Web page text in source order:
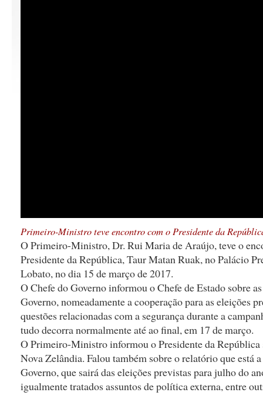
Primeiro-Ministro teve encontro com o Presidente da
O Primeiro-Ministro, Dr. Rui Maria de Araújo, teve o
Presidente da República, Taur Matan Ruak, no Palácio
Lobato, no dia 15 de março de 2017.
O Chefe do Governo informou o Chefe de Estado sobre
Governo, nomeadamente a cooperação para as eleições
questões relacionadas com a segurança durante a
tudo decorra normalmente até ao final, em 17 de março.
O Primeiro-Ministro informou o Presidente da República
Nova Zelândia. Falou também sobre o relatório que está
Governo, que sairá das eleições previstas para julho do
igualmente tratados assuntos de política externa, entre